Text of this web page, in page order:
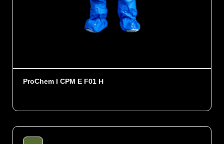
ProChem I CPM E F01 H